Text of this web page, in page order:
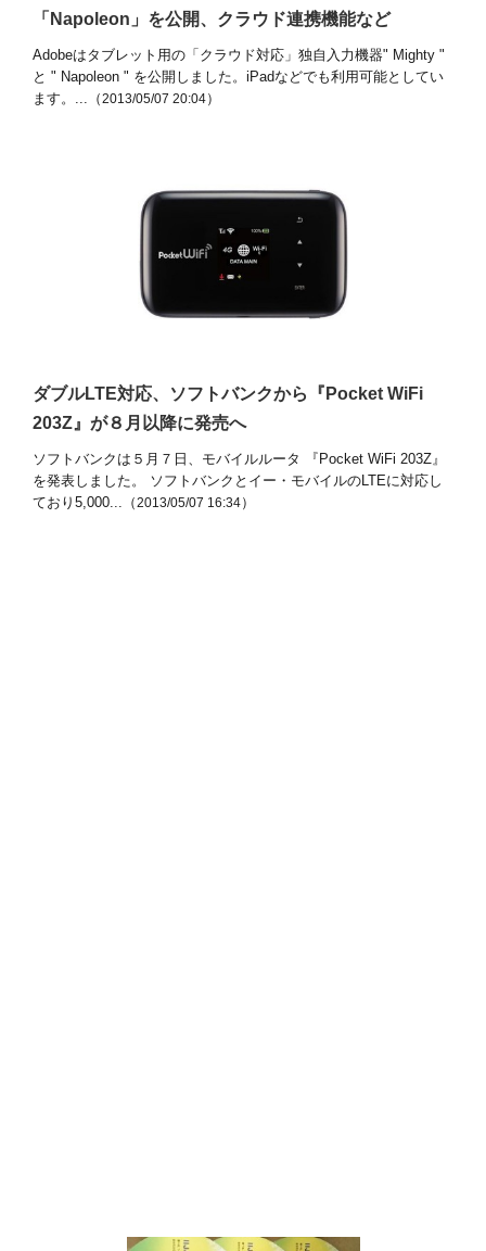
「Napoleon」を公開、クラウド連携機能など
Adobeはタブレット用の「クラウド対応」独自入力機器" Mighty "
と " Napoleon " を公開しました。iPadなどでも利用可能としてい
ます。...（2013/05/07 20:04）
ダブルLTE対応、ソフトバンクから『Pocket WiFi
203Z』が８月以降に発売へ
ソフトバンクは５月７日、モバイルルータ 『Pocket WiFi 203Z』
を発表しました。 ソフトバンクとイー・モバイルのLTEに対応し
ており5,000...（2013/05/07 16:34）